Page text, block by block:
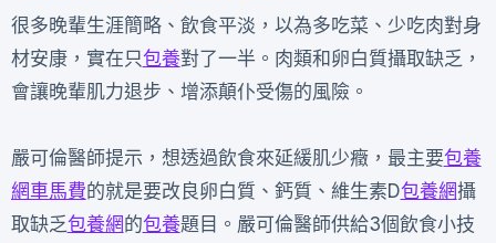
很多晚輩生涯簡略、飲食平淡，以為多吃菜、少吃肉對身
材安康，實在只包養對了一半。肉類和卵白質攝取缺乏，
會讓晚輩肌力退步、增添顛仆受傷的風險。
嚴可倫醫師提示，想透過飲食來延緩肌少癥，最主要包養
網車馬費的就是要改良卵白質、鈣質、維生素D包養網攝
取缺乏包養網的包養題目。嚴可倫醫師供給3個飲食小技